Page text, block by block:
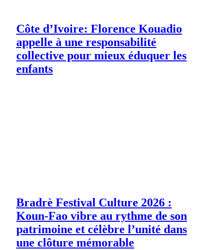
Côte d’Ivoire: Florence Kouadio
appelle à une responsabilité
collective pour mieux éduquer les
enfants
Bradrè Festival Culture 2026 :
Koun-Fao vibre au rythme de son
patrimoine et célèbre l’unité dans
une clôture mémorable